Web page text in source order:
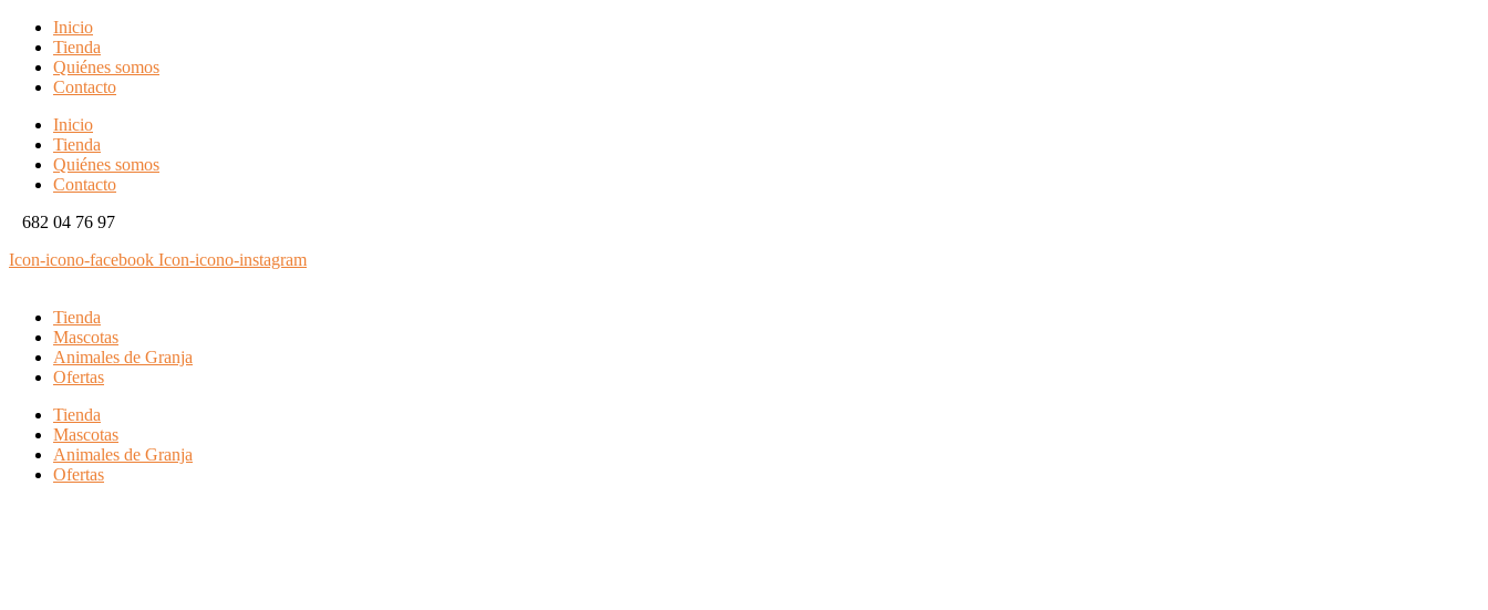
Inicio
Tienda
Quiénes somos
Contacto
Inicio
Tienda
Quiénes somos
Contacto
682 04 76 97
Icon-icono-facebook Icon-icono-instagram
Tienda
Mascotas
Animales de Granja
Ofertas
Tienda
Mascotas
Animales de Granja
Ofertas